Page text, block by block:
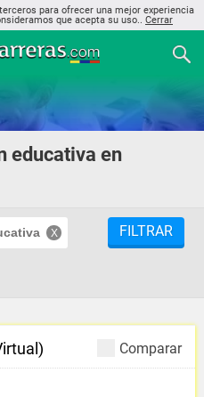
para ofrecer una mejor experiencia
que acepta su uso.. Cerrar
educativa en
FILTRAR
Comparar